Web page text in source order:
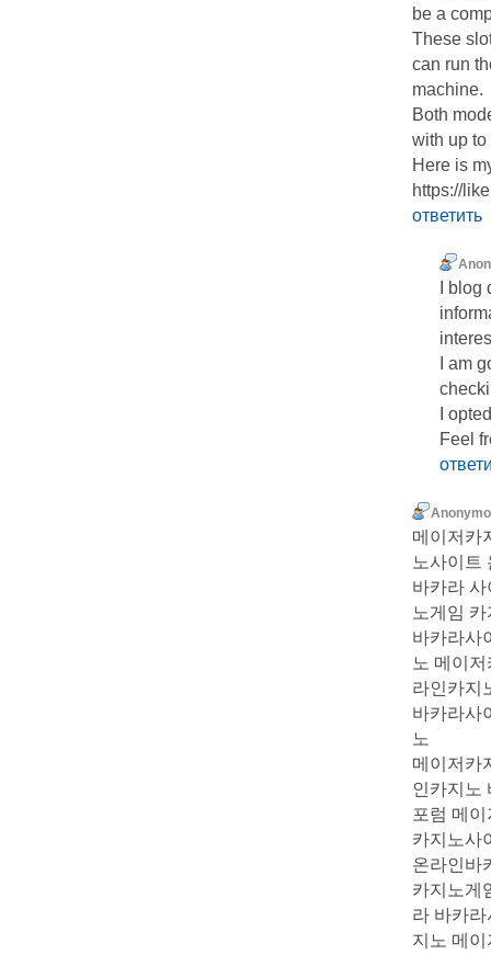
be a
These
can run
machine.
Both
with up
Here is
https://
ответить
I
I am
I
Feel
메이저카
노사이트
바카라
노게임
바카라사
노 메이
라인카지
바카라사
노
메이저카
인카지노
포럼 메
카지노사
온라인바
카지노게
라 바카
지노 메